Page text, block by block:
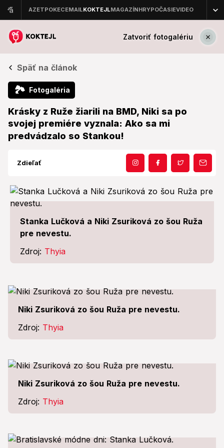
Zatvoriť fotogalériu
Späť na článok
🏞 Fotogaléria
Krásky z Ruže žiarili na BMD, Niki sa po
svojej premiére vyznala: Ako sa mi
predvádzalo so Stankou!
Zdieľať
Stanka Lučková a Niki Zsuriková zo šou Ruža
pre nevestu.
Zdroj: Thyia
Niki Zsuriková zo šou Ruža pre nevestu.
Zdroj: Thyia
Niki Zsuriková zo šou Ruža pre nevestu.
Zdroj: Thyia